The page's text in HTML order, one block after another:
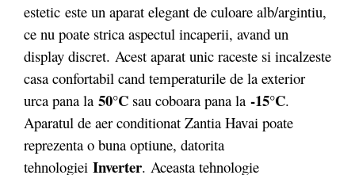
estetic este un aparat elegant de culoare alb/argintiu,
ce nu poate strica aspectul incaperii, avand un
display discret. Acest aparat unic raceste si incalzeste
casa confortabil cand temperaturile de la exterior
urca pana la 50°C sau coboara pana la -15°C.
Aparatul de aer conditionat Zantia Havai poate
reprezenta o buna optiune, datorita
tehnologiei Inverter. Aceasta tehnologie